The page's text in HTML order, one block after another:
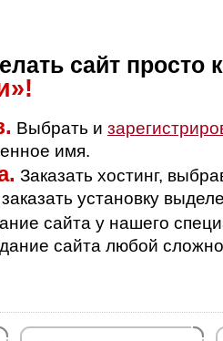
сайт просто
Выбрать и
имя.
Заказать хостинг,
установку
сайта у нашего
сайта любой